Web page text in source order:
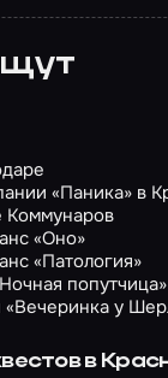
«Паника» в
Коммунаров
«Оно»
«Патология»
попутчица»
у
в